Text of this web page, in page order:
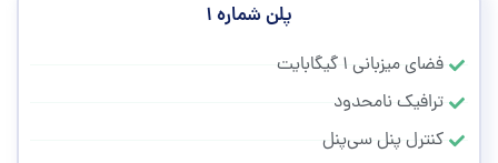
پلن شماره ۱
فضای میزبانی ۱ گیگابایت
ترافیک نامحدود
کنترل پنل سی‌پنل